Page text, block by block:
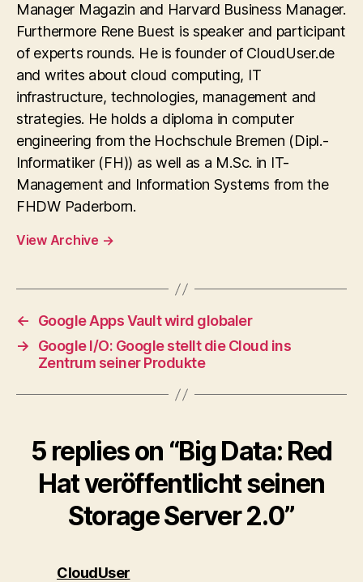
Manager Magazin and Harvard Business Manager.
Furthermore Rene Buest is speaker and participant
of experts rounds. He is founder of CloudUser.de
and writes about cloud computing, IT
infrastructure, technologies, management and
strategies. He holds a diploma in computer
engineering from the Hochschule Bremen (Dipl.-
Informatiker (FH)) as well as a M.Sc. in IT-
Management and Information Systems from the
FHDW Paderborn.
View Archive →
←
Google Apps Vault wird globaler
→
Google I/O: Google stellt die Cloud ins
Zentrum seiner Produkte
5 replies on “Big Data: Red
Hat veröffentlicht seinen
Storage Server 2.0”
CloudUsersays: